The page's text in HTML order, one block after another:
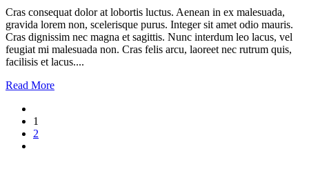
Cras consequat dolor at lobortis luctus. Aenean in ex malesuada,
gravida lorem non, scelerisque purus. Integer sit amet odio mauris.
Cras dignissim nec magna et sagittis. Nunc interdum leo lacus, vel
feugiat mi malesuada non. Cras felis arcu, laoreet nec rutrum quis,
facilisis et lacus....
Read More
1
2